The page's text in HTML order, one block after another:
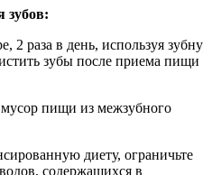
зубов:
2 раза в день, используя зубну
зубы после приема пищи
пищи из межзубного
диету, ограничьте
содержащихся в